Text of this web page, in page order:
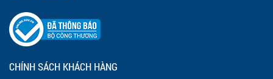
CHÍNH SÁCH KHÁCH HÀNG